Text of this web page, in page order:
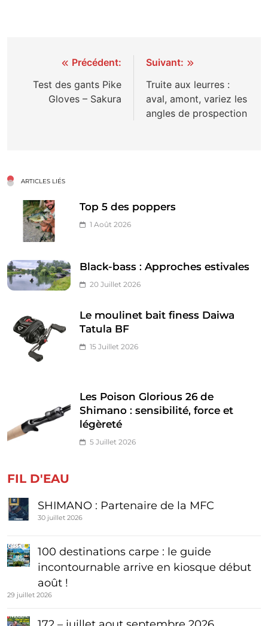
Navigation
de
l’article
Précédent:
Test des gants Pike
Gloves – Sakura
Suivant:
Truite aux leurres :
aval, amont, variez les
angles de prospection
ARTICLES LIÉS
Top 5 des poppers
1 Août 2026
Black-bass : Approches estivales
20 Juillet 2026
Le moulinet bait finess Daiwa
Tatula BF
15 Juillet 2026
Les Poison Glorious 26 de
Shimano : sensibilité, force et
légèreté
5 Juillet 2026
FIL D'EAU
SHIMANO : Partenaire de la MFC
30 juillet 2026
100 destinations carpe : le guide
incontournable arrive en kiosque début
août !
29 juillet 2026